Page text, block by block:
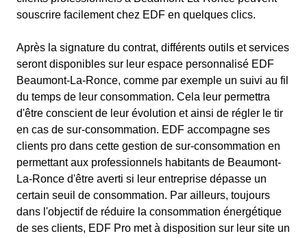
souscrire facilement chez EDF en quelques clics.
Après la signature du contrat, différents outils et services
seront disponibles sur leur espace personnalisé EDF
Beaumont-La-Ronce, comme par exemple un suivi au fil
du temps de leur consommation. Cela leur permettra
d'être conscient de leur évolution et ainsi de régler le tir
en cas de sur-consommation. EDF accompagne ses
clients pro dans cette gestion de sur-consommation en
permettant aux professionnels habitants de Beaumont-
La-Ronce d'être averti si leur entreprise dépasse un
certain seuil de consommation. Par ailleurs, toujours
dans l'objectif de réduire la consommation énergétique
de ses clients, EDF Pro met à disposition sur leur site un